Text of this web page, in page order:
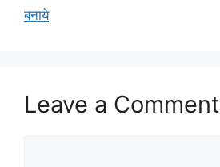
बनाये
Leave a Comment